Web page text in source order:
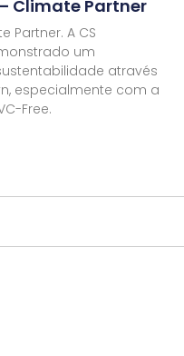
Climate Partner
Partner. A CS
um
através
especialmente com a
Free.